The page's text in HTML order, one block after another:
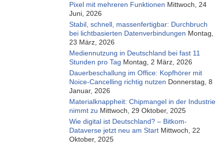
Pixel mit mehreren Funktionen Mittwoch, 24
Juni, 2026
Stabil, schnell, massenfertigbar: Durchbruch
bei lichtbasierten Datenverbindungen Montag,
23 März, 2026
Mediennutzung in Deutschland bei fast 11
Stunden pro Tag Montag, 2 März, 2026
Dauerbeschallung im Office: Kopfhörer mit
Noice-Cancelling richtig nutzen Donnerstag, 8
Januar, 2026
Materialknappheit: Chipmangel in der Industrie
nimmt zu Mittwoch, 29 Oktober, 2025
Wie digital ist Deutschland? – Bitkom-
Dataverse jetzt neu am Start Mittwoch, 22
Oktober, 2025